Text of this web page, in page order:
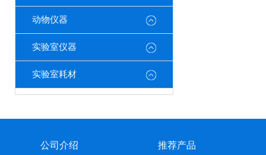
动物仪器
实验室仪器
实验室耗材
公司介绍 推荐产品